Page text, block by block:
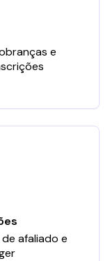
e
afaliado e